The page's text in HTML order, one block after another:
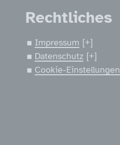
Rechtliches
Impressum
Datenschutz
Cookie-Einstellungen